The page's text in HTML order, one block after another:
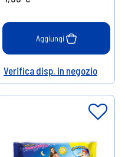
Aggiungi
Help
Verifica disp. in negozio